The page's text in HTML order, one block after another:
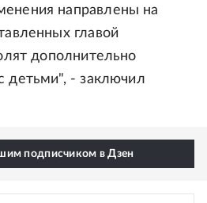
направлены на
главой
дополнительно
детьми", - заключил
подписчиком в Дзен